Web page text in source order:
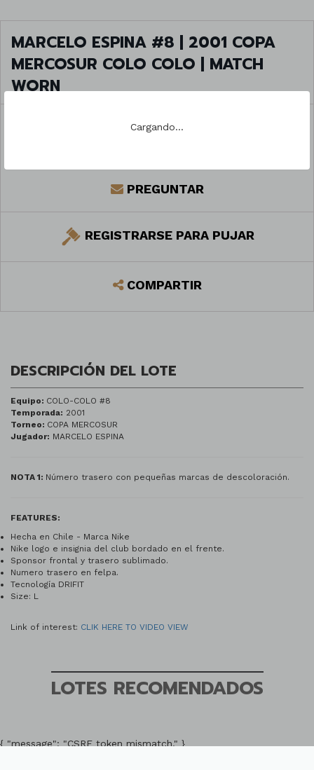
Cargando...
MARCELO ESPINA #8 | 2001 COPA
MERCOSUR COLO COLO | MATCH
WORN
NO VENDIDO
PREGUNTAR
REGISTRARSE PARA PUJAR
COMPARTIR
DESCRIPCIÓN DEL LOTE
Equipo: COLO-COLO #8
Temporada: 2001
Torneo: COPA MERCOSUR
Jugador: MARCELO ESPINA
NOTA 1: Número trasero con pequeñas marcas de descoloración.
FEATURES:
Hecha en Chile - Marca Nike
Nike logo e insignia del club bordado en el frente.
Sponsor frontal y trasero sublimado.
Numero trasero en felpa.
Tecnología DRIFIT
Size: L
Link of interest: CLIK HERE TO VIDEO VIEW
LOTES RECOMENDADOS
{ "message": "CSRF token mismatch." }